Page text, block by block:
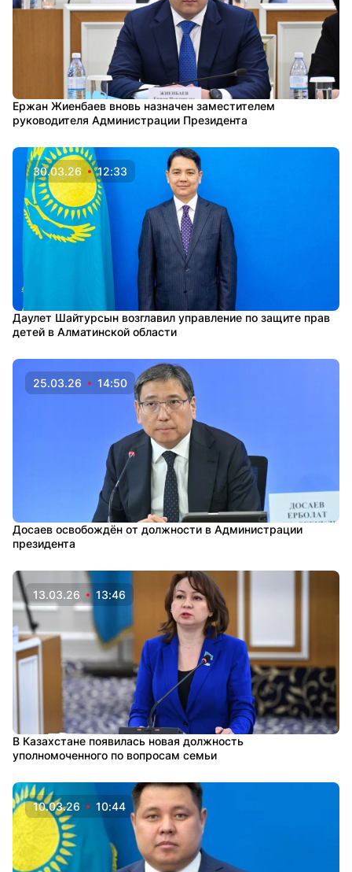
Ержан Жиенбаев вновь назначен заместителем
руководителя Администрации Президента
30.03.26 12:33
Даулет Шайтурсын возглавил управление по защите прав
детей в Алматинской области
25.03.26 14:50
Досаев освобождён от должности в Администрации
президента
13.03.26 13:46
В Казахстане появилась новая должность
уполномоченного по вопросам семьи
10.03.26 10:44